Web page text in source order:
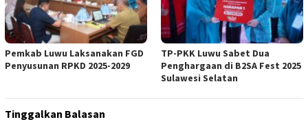
Pemkab Luwu Laksanakan FGD
Penyusunan RPKD 2025-2029
TP-PKK Luwu Sabet Dua
Penghargaan di B2SA Fest 2025
Sulawesi Selatan
Tinggalkan Balasan